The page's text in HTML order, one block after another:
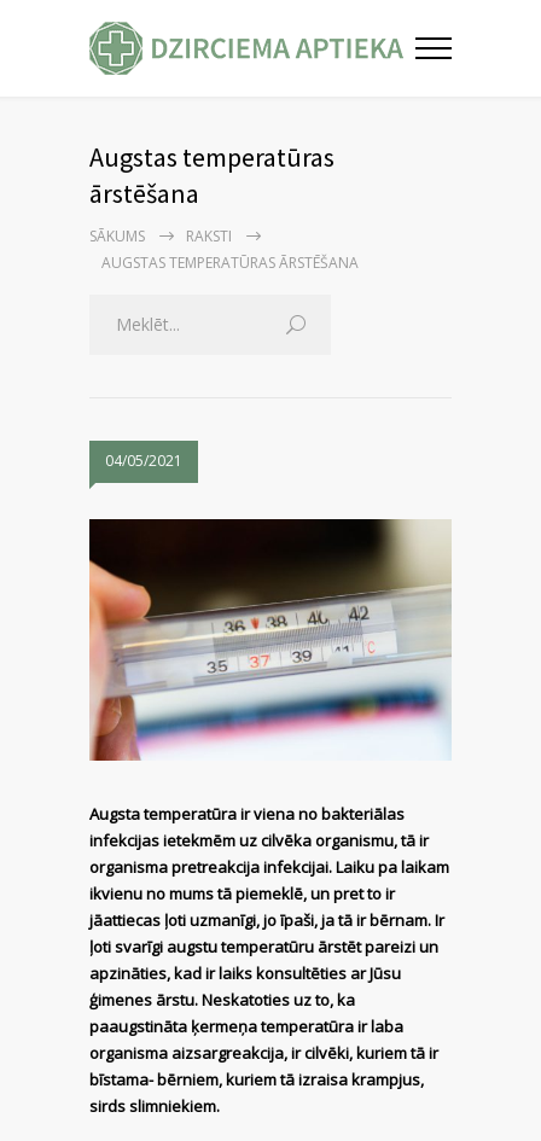
Augstas temperatūras
ārstēšana
SĀKUMS
RAKSTI
AUGSTAS TEMPERATŪRAS ĀRSTĒŠANA
04/05/2021
Augsta temperatūra ir viena no bakteriālas
infekcijas ietekmēm uz cilvēka organismu, tā ir
organisma pretreakcija infekcijai. Laiku pa laikam
ikvienu no mums tā piemeklē, un pret to ir
jāattiecas ļoti uzmanīgi, jo īpaši, ja tā ir bērnam. Ir
ļoti svarīgi augstu temperatūru ārstēt pareizi un
apzināties, kad ir laiks konsultēties ar Jūsu
ģimenes ārstu. Neskatoties uz to, ka
paaugstināta ķermeņa temperatūra ir laba
organisma aizsargreakcija, ir cilvēki, kuriem tā ir
bīstama- bērniem, kuriem tā izraisa krampjus,
sirds slimniekiem.